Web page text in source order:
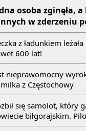
osoba zginęła,
w zderzeniu
z ładunkiem
600 lat!
nieprawomocny
z Częstochowy
się samolot, który
biłgorajskim.